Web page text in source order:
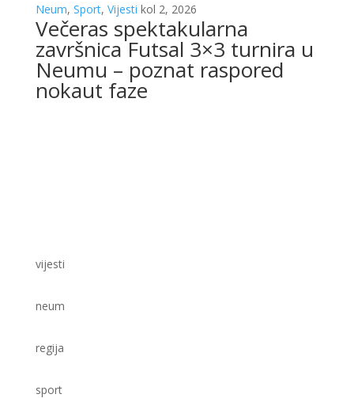
Neum, Sport, Vijesti kol 2, 2026
Večeras spektakularna
završnica Futsal 3×3 turnira u
Neumu – poznat raspored
nokaut faze
vijesti
neum
regija
sport